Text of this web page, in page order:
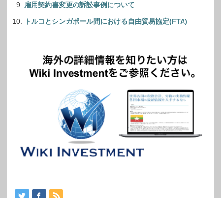
雇用契約書変更の訴訟事例について
トルコとシンガポール間における自由貿易協定(FTA)